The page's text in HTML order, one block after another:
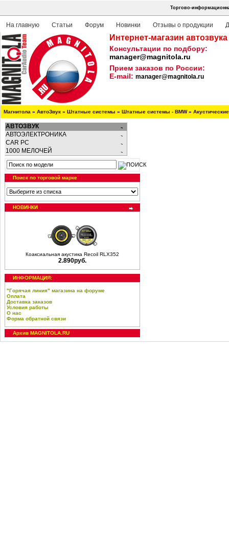
Торгово-
На главную Статьи Форум Новинки Отзывы о продукции
Интернет-магазин
Консультации по подбору:
manager@magnitola.ru
Прием заказов по России:
E-mail: manager@magnitola.ru
Магнитола » АвтоЗвук » Штатные системы » Штатные системы - BMW»
АВТОЗВУК
АВТОЭЛЕКТРОНИКА
CAR PC
1000 МЕЛОЧЕЙ
Поиск по торговой марке
НОВИНКИ
Коаксиальная акустика Recoil RLX352
2.890руб.
ИНФОРМАЦИЯ:
"Горячая линия" магазина на форуме
Оплата
Доставка заказов
Условия работы
О нас
Форма обратной связи
Архив MAGNITOLA.RU